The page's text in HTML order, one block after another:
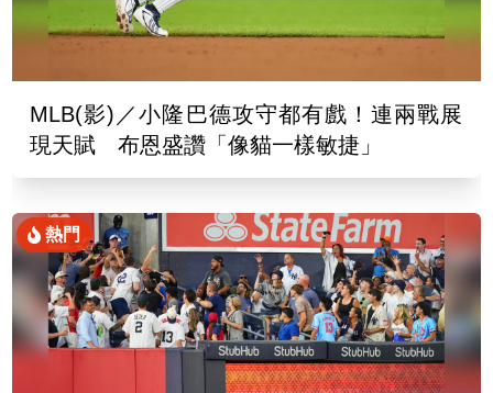
MLB(影)／小隆巴德攻守都有戲！連兩戰展
現天賦 布恩盛讚「像貓一樣敏捷」
熱門